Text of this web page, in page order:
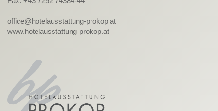
office@hotelausstattung-prokop.at
www.hotelausstattung-prokop.at